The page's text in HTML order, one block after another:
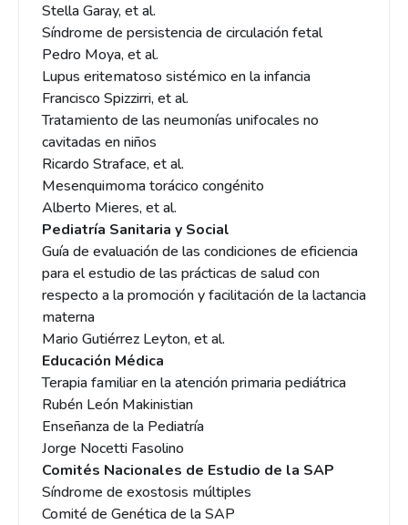
Stella Garay, et al.
Síndrome de persistencia de circulación fetal
Pedro Moya, et al.
Lupus eritematoso sistémico en la infancia
Francisco Spizzirri, et al.
Tratamiento de las neumonías unifocales no
cavitadas en niños
Ricardo Straface, et al.
Mesenquimoma torácico congénito
Alberto Mieres, et al.
Pediatría Sanitaria y Social
Guía de evaluación de las condiciones de eficiencia
para el estudio de las prácticas de salud con
respecto a la promoción y facilitación de la lactancia
materna
Mario Gutiérrez Leyton, et al.
Educación Médica
Terapia familiar en la atención primaria pediátrica
Rubén León Makinistian
Enseñanza de la Pediatría
Jorge Nocetti Fasolino
Comités Nacionales de Estudio de la SAP
Síndrome de exostosis múltiples
Comité de Genética de la SAP